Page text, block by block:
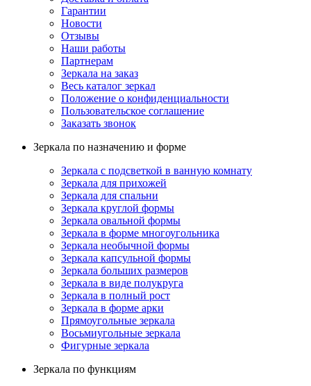
Гарантии
Новости
Отзывы
Наши работы
Партнерам
Зеркала на заказ
Весь каталог зеркал
Положение о конфиденциальности
Пользовательское соглашение
Заказать звонок
Зеркала по назначению и форме
Зеркала с подсветкой в ванную комнату
Зеркала для прихожей
Зеркала для спальни
Зеркала круглой формы
Зеркала овальной формы
Зеркала в форме многоугольника
Зеркала необычной формы
Зеркала капсульной формы
Зеркала больших размеров
Зеркала в виде полукруга
Зеркала в полный рост
Зеркала в форме арки
Прямоугольные зеркала
Восьмиугольные зеркала
Фигурные зеркала
Зеркала по функциям